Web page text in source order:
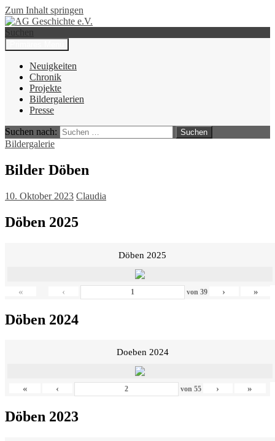
Zum Inhalt springen
AG Geschichte e.V.
Suchen
Neuigkeiten
Chronik
Projekte
Bildergalerien
Presse
Suchen nach:
Bildergalerie
Bilder Döben
10. Oktober 2023 Claudia
Döben 2025
Döben 2025
« ‹ von 39 › »
Döben 2024
Doeben 2024
« ‹ von 55 › »
Döben 2023